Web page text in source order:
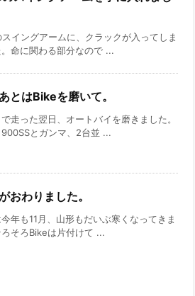
イングアームに、クラックが入ってしま
命に関わる部分なので ...
とはBikeを磨いて。
走った翌日、オートバイを磨きました。
とガンマ、2台並 ...
おわりました。
年も11月、山形もだいぶ寒くなってきま
ろそろBikeは片付けて ...